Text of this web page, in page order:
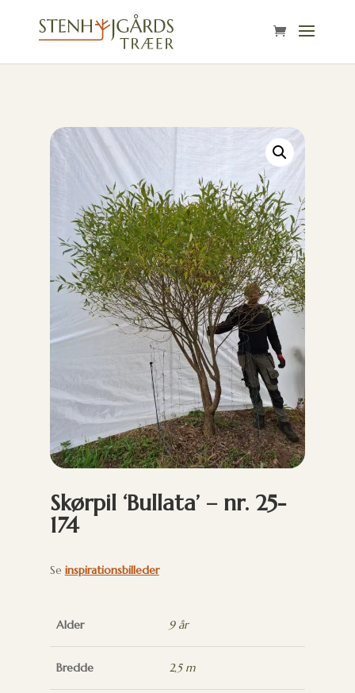
Skørpil ‘Bullata’ – nr. 25-
174
Se inspirationsbilleder
Alder 9 år
Bredde 2,5 m